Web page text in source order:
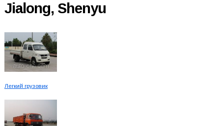
Jialong, Shenyu
Легкий грузовик